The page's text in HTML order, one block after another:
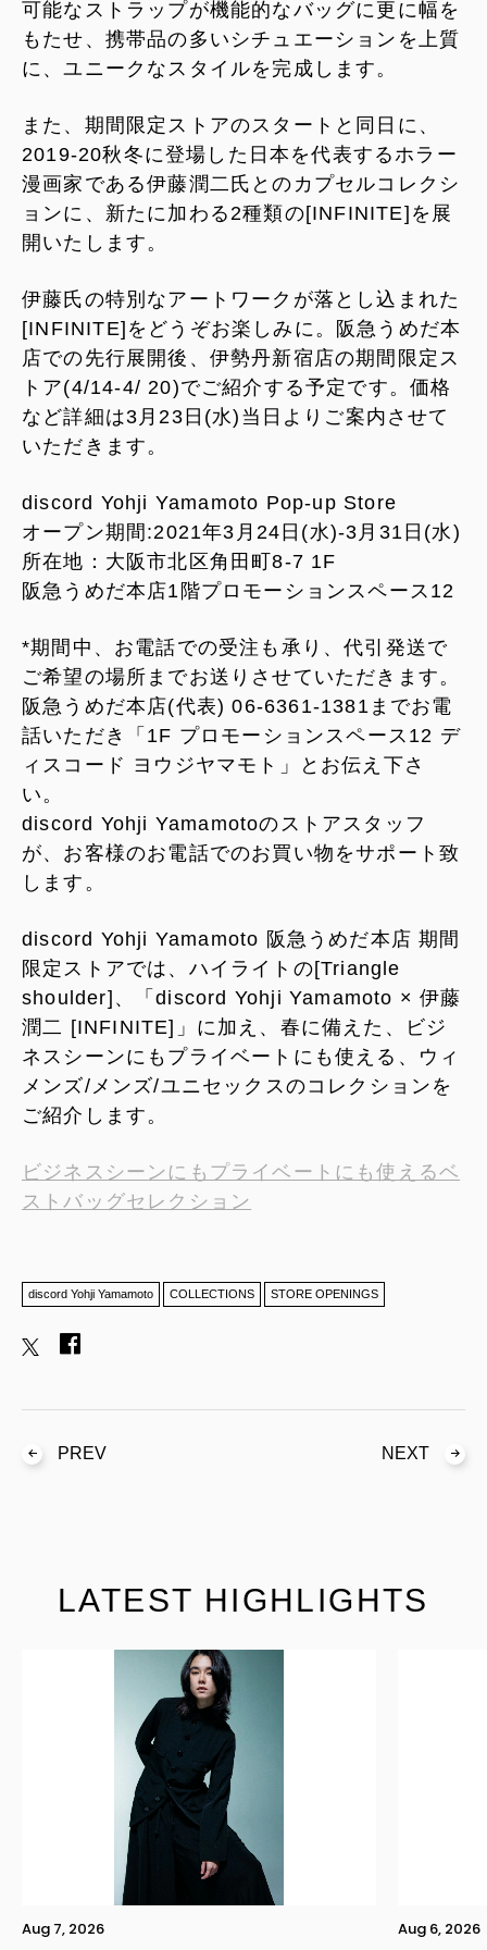
可能なストラップが機能的なバッグに更に幅を
もたせ、携帯品の多いシチュエーションを上質
に、ユニークなスタイルを完成します。
また、期間限定ストアのスタートと同日に、
2019-20秋冬に登場した日本を代表するホラー
漫画家である伊藤潤二氏とのカプセルコレクシ
ョンに、新たに加わる2種類の[INFINITE]を展
開いたします。
伊藤氏の特別なアートワークが落とし込まれた
[INFINITE]をどうぞお楽しみに。阪急うめだ本
店での先行展開後、伊勢丹新宿店の期間限定ス
トア(4/14-4/ 20)でご紹介する予定です。価格
など詳細は3月23日(水)当日よりご案内させて
いただきます。
discord Yohji Yamamoto Pop-up Store
オープン期間:2021年3月24日(水)-3月31日(水)
所在地：大阪市北区角田町8-7 1F
阪急うめだ本店1階プロモーションスペース12
*期間中、お電話での受注も承り、代引発送で
ご希望の場所までお送りさせていただきます。
阪急うめだ本店(代表) 06-6361-1381までお電
話いただき「1F プロモーションスペース12 デ
ィスコード ヨウジヤマモト」とお伝え下さ
い。
discord Yohji Yamamotoのストアスタッフ
が、お客様のお電話でのお買い物をサポート致
します。
discord Yohji Yamamoto 阪急うめだ本店 期間
限定ストアでは、ハイライトの[Triangle
shoulder]、「discord Yohji Yamamoto × 伊藤
潤二 [INFINITE]」に加え、春に備えた、ビジ
ネスシーンにもプライベートにも使える、ウィ
メンズ/メンズ/ユニセックスのコレクションを
ご紹介します。
ビジネスシーンにもプライベートにも使えるベ
ストバッグセレクション
discord Yohji Yamamoto COLLECTIONS STORE OPENINGS
PREV NEXT
LATEST HIGHLIGHTS
Aug 7, 2026 Aug 6, 2026